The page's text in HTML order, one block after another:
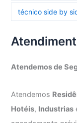
técnico side by
Atendemos de
Atendemos
Hotéis, Industrias